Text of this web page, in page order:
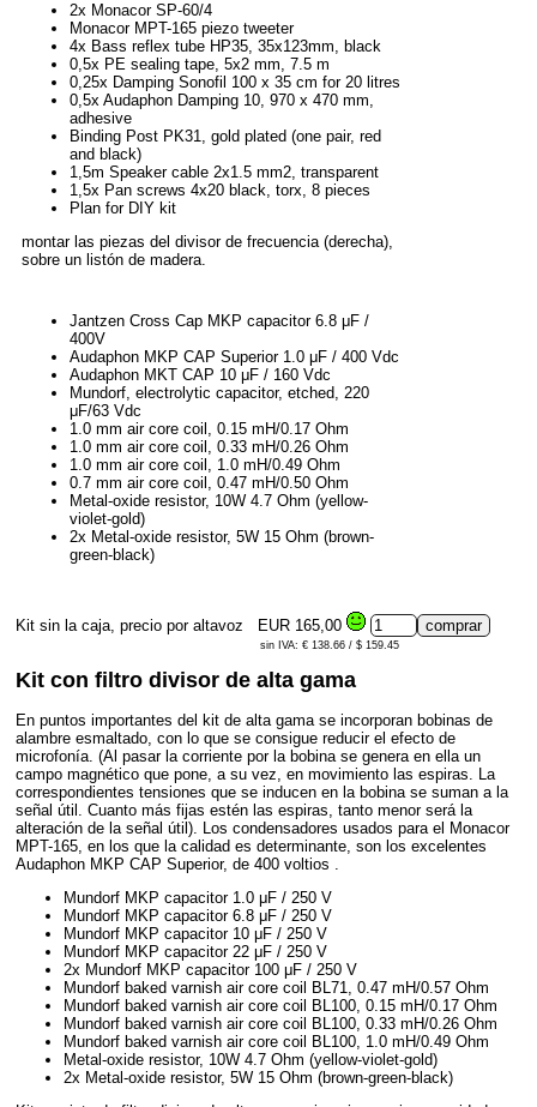
2x Monacor SP-60/4
Monacor MPT-165 piezo tweeter
4x Bass reflex tube HP35, 35x123mm, black
0,5x PE sealing tape, 5x2 mm, 7.5 m
0,25x Damping Sonofil 100 x 35 cm for 20 litres
0,5x Audaphon Damping 10, 970 x 470 mm,
adhesive
Binding Post PK31, gold plated (one pair, red
and black)
1,5m Speaker cable 2x1.5 mm2, transparent
1,5x Pan screws 4x20 black, torx, 8 pieces
Plan for DIY kit
montar las piezas del divisor de frecuencia (derecha),
sobre un listón de madera.
Jantzen Cross Cap MKP capacitor 6.8 μF /
400V
Audaphon MKP CAP Superior 1.0 μF / 400 Vdc
Audaphon MKT CAP 10 μF / 160 Vdc
Mundorf, electrolytic capacitor, etched, 220
μF/63 Vdc
1.0 mm air core coil, 0.15 mH/0.17 Ohm
1.0 mm air core coil, 0.33 mH/0.26 Ohm
1.0 mm air core coil, 1.0 mH/0.49 Ohm
0.7 mm air core coil, 0.47 mH/0.50 Ohm
Metal-oxide resistor, 10W 4.7 Ohm (yellow-
violet-gold)
2x Metal-oxide resistor, 5W 15 Ohm (brown-
green-black)
Kit sin la caja, precio por altavoz EUR 165,00
sin IVA: € 138.66 / $ 159.45
Kit con filtro divisor de alta gama
En puntos importantes del kit de alta gama se incorporan bobinas de
alambre esmaltado, con lo que se consigue reducir el efecto de
microfonía. (Al pasar la corriente por la bobina se genera en ella un
campo magnético que pone, a su vez, en movimiento las espiras. La
correspondientes tensiones que se inducen en la bobina se suman a la
señal útil. Cuanto más fijas estén las espiras, tanto menor será la
alteración de la señal útil). Los condensadores usados para el Monacor
MPT-165, en los que la calidad es determinante, son los excelentes
Audaphon MKP CAP Superior, de 400 voltios .
Mundorf MKP capacitor 1.0 μF / 250 V
Mundorf MKP capacitor 6.8 μF / 250 V
Mundorf MKP capacitor 10 μF / 250 V
Mundorf MKP capacitor 22 μF / 250 V
2x Mundorf MKP capacitor 100 μF / 250 V
Mundorf baked varnish air core coil BL71, 0.47 mH/0.57 Ohm
Mundorf baked varnish air core coil BL100, 0.15 mH/0.17 Ohm
Mundorf baked varnish air core coil BL100, 0.33 mH/0.26 Ohm
Mundorf baked varnish air core coil BL100, 1.0 mH/0.49 Ohm
Metal-oxide resistor, 10W 4.7 Ohm (yellow-violet-gold)
2x Metal-oxide resistor, 5W 15 Ohm (brown-green-black)